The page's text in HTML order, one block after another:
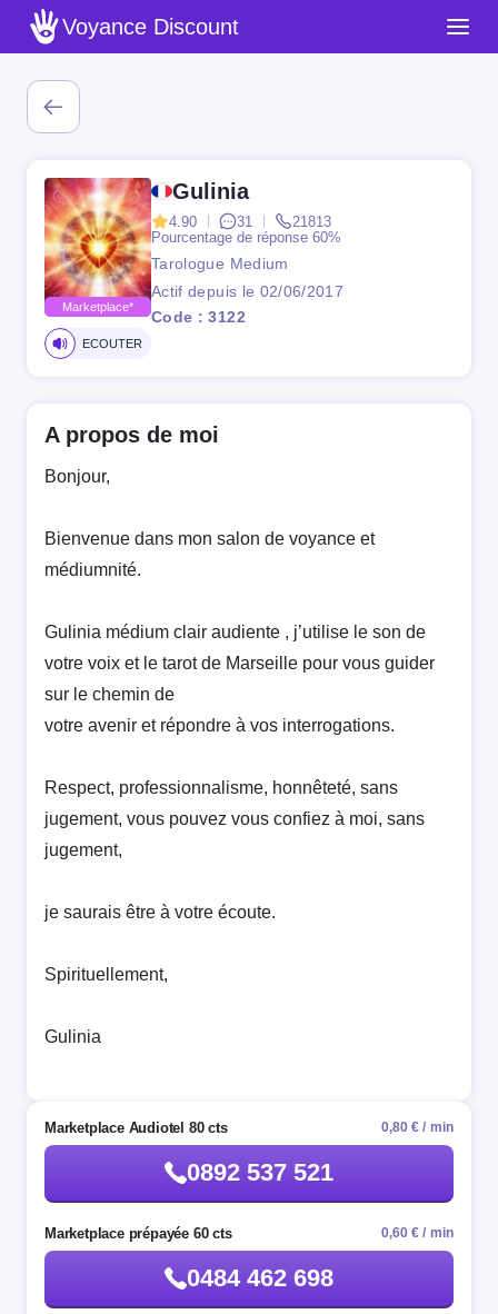
Voyance Discount
Marketplace*
ECOUTER
Gulinia
4.90 31
21813
Pourcentage de réponse 60%
Tarologue Medium
Actif depuis le 02/06/2017
Code : 3122
A propos de moi
Bonjour,
Bienvenue dans mon salon de voyance et
médiumnité.
Gulinia médium clair audiente , j’utilise le son de
votre voix et le tarot de Marseille pour vous guider
sur le chemin de
votre avenir et répondre à vos interrogations.
Respect, professionnalisme, honnêteté, sans
jugement, vous pouvez vous confiez à moi, sans
jugement,
je saurais être à votre écoute.
Spirituellement,
Gulinia
Marketplace Audiotel 80 cts 0,80 € / min
0892 537 521
Marketplace prépayée 60 cts 0,60 € / min
0484 462 698